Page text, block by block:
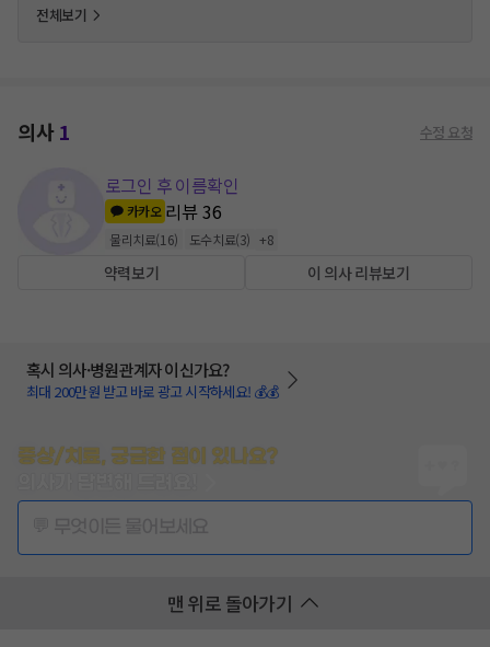
전체보기
의사1 수정 요청
로그인 후 이름확인
카카오 리뷰36
물리치료(16) 도수치료(3) +8
약력보기 이 의사 리뷰보기
혹시 의사·병원관계자 이신가요?
최대 200만원 받고 바로 광고 시작하세요! 💰💰
증상/치료, 궁금한 점이 있나요?
맨 위로 돌아가기